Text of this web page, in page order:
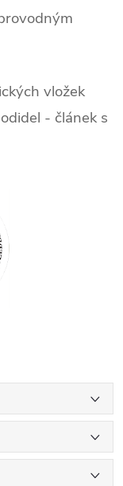
vložek
- článek s